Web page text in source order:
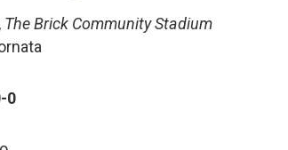
The Brick Community Stadium
0